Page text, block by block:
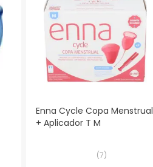
Enna Cycle Copa Menstrual
+ Aplicador T M
(7)